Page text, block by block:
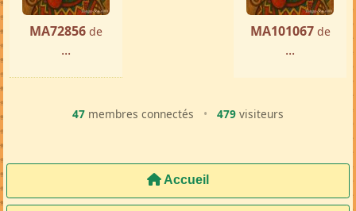
MA72856 de
...
MA101067 de
...
47 membres connectés • 479 visiteurs
Accueil